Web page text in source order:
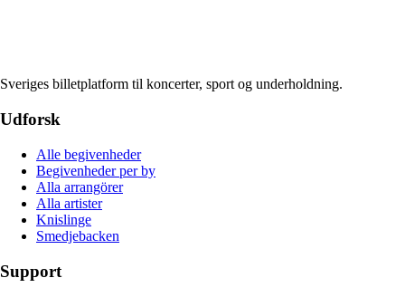
Sveriges billetplatform til koncerter, sport og underholdning.
Udforsk
Alle begivenheder
Begivenheder per by
Alla arrangörer
Alla artister
Knislinge
Smedjebacken
Support